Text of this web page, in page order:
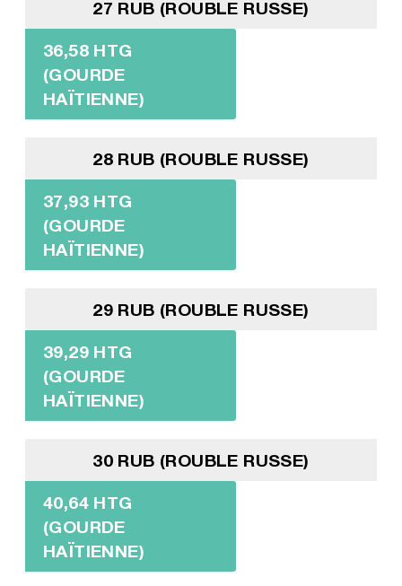
27 RUB (ROUBLE RUSSE)
36,58 HTG
(GOURDE
HAÏTIENNE)
28 RUB (ROUBLE RUSSE)
37,93 HTG
(GOURDE
HAÏTIENNE)
29 RUB (ROUBLE RUSSE)
39,29 HTG
(GOURDE
HAÏTIENNE)
30 RUB (ROUBLE RUSSE)
40,64 HTG
(GOURDE
HAÏTIENNE)